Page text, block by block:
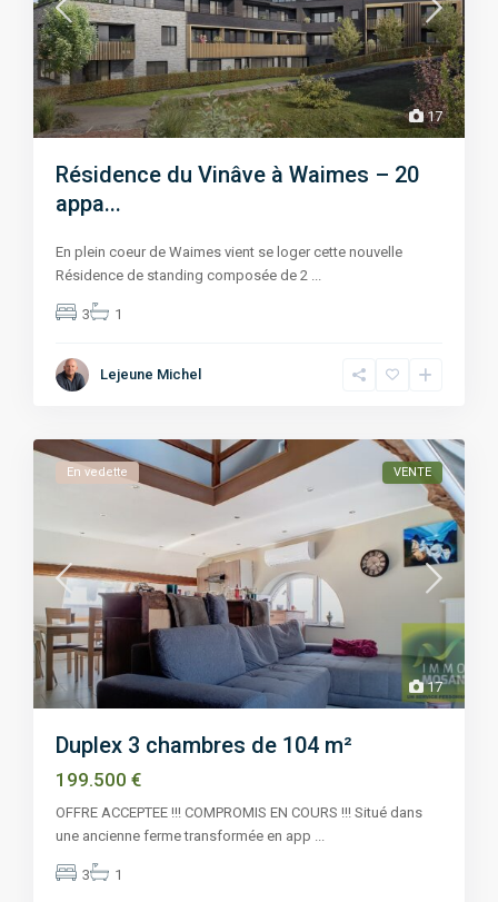
17
Résidence du Vinâve à Waimes – 20
appa...
En plein coeur de Waimes vient se loger cette nouvelle
Résidence de standing composée de 2 ...
3 1
Lejeune Michel
17
En vedette VENTE
Duplex 3 chambres de 104 m²
199.500 €
OFFRE ACCEPTEE !!! COMPROMIS EN COURS !!! Situé dans
une ancienne ferme transformée en app ...
3 1